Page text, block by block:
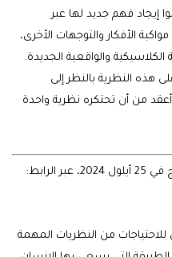
إيجاد فهم جديد لها عبر
الأفكار والتوجهات الأخرى،
والواقعية الجديدة.
هذه النظرية بالنظر إلى
من أن تحتكره نظرية واحدة
من النظريات المهمة